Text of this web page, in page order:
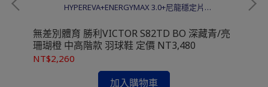
HYPEREVA+ENERGYMAX 3.0+尼龍穩定片
無差別體育 勝利VICTOR S82TD BO 深藏青/亮
珊瑚橙 中高階款 羽球鞋 定價 NT3,480
NT$2,260
加入購物車